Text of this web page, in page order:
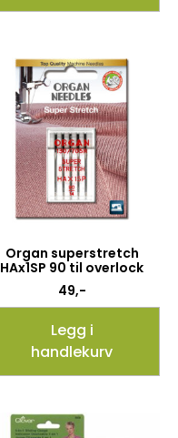
Organ superstretch
HAx1SP 90 til overlock
49,-
Legg i
handlekurv